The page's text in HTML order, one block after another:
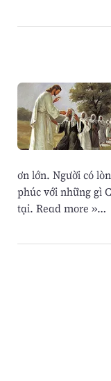
ơn lớn. Người có
phúc với những gì
tại. Read more »…